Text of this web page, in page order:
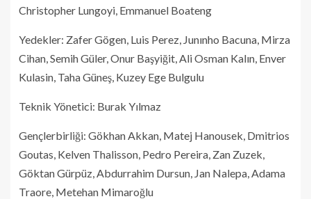
Christopher Lungoyi, Emmanuel Boateng
Yedekler: Zafer Gögen, Luis Perez, Junınho Bacuna, Mirza
Cihan, Semih Güler, Onur Başyiğit, Ali Osman Kalın, Enver
Kulasin, Taha Güneş, Kuzey Ege Bulgulu
Teknik Yönetici: Burak Yılmaz
Gençlerbirliği: Gökhan Akkan, Matej Hanousek, Dmitrios
Goutas, Kelven Thalisson, Pedro Pereira, Zan Zuzek,
Göktan Gürpüz, Abdurrahim Dursun, Jan Nalepa, Adama
Traore, Metehan Mimaroğlu